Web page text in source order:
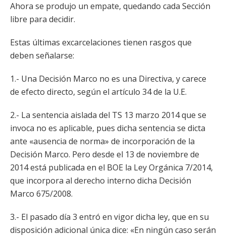
Ahora se produjo un empate, quedando cada Sección
libre para decidir.
Estas últimas excarcelaciones tienen rasgos que
deben señalarse:
1.- Una Decisión Marco no es una Directiva, y carece
de efecto directo, según el artículo 34 de la U.E.
2.- La sentencia aislada del TS 13 marzo 2014 que se
invoca no es aplicable, pues dicha sentencia se dicta
ante «ausencia de norma» de incorporación de la
Decisión Marco. Pero desde el 13 de noviembre de
2014 está publicada en el BOE la Ley Orgánica 7/2014,
que incorpora al derecho interno dicha Decisión
Marco 675/2008.
3.- El pasado día 3 entró en vigor dicha ley, que en su
disposición adicional única dice: «En ningún caso serán